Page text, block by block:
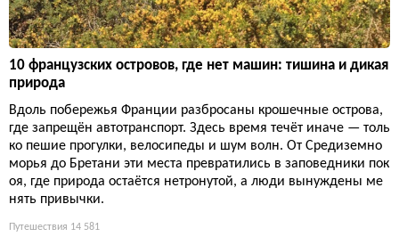
10 французских островов, где нет машин: тишина и дикая
природа
Вдоль побережья Франции разбросаны крошечные острова,
где запрещён автотранспорт. Здесь время течёт иначе — толь
ко пешие прогулки, велосипеды и шум волн. От Средиземно
морья до Бретани эти места превратились в заповедники пок
оя, где природа остаётся нетронутой, а люди вынуждены ме
нять привычки.
Путешествия 14 581